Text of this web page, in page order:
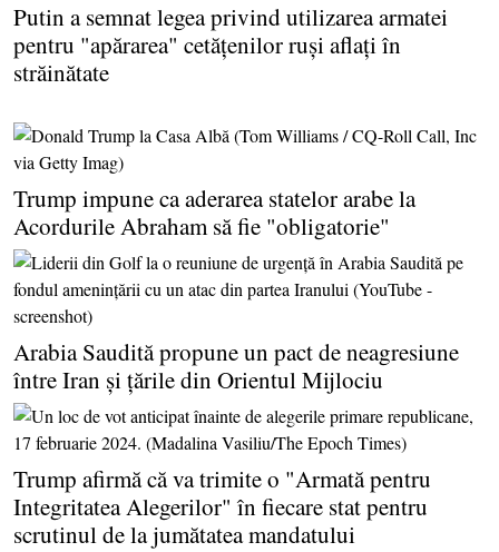
Putin a semnat legea privind utilizarea armatei
pentru "apărarea" cetăţenilor ruşi aflaţi în
străinătate
Trump impune ca aderarea statelor arabe la
Acordurile Abraham să fie "obligatorie"
Arabia Saudită propune un pact de neagresiune
între Iran şi ţările din Orientul Mijlociu
Trump afirmă că va trimite o "Armată pentru
Integritatea Alegerilor" în fiecare stat pentru
scrutinul de la jumătatea mandatului